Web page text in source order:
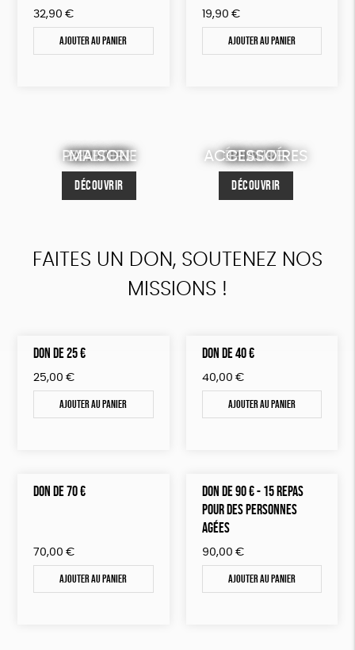
32,90 €
Ajouter au panier
19,90 €
Ajouter au panier
ENFANTS
DÉCOUVRIR
HOMMES
DÉCOUVRIR
FEMMES
DÉCOUVRIR
ÉPICERIE
DÉCOUVRIR
PAPETERIE
DÉCOUVRIR
BEAUTÉ
DÉCOUVRIR
MAISON
DÉCOUVRIR
ACCESSOIRES
DÉCOUVRIR
FAITES UN DON, SOUTENEZ NOS
MISSIONS !
DON DE 25 €
25,00 €
Ajouter au panier
DON DE 40 €
40,00 €
Ajouter au panier
DON DE 70 €
70,00 €
Ajouter au panier
DON DE 90 € - 15 REPAS
POUR DES PERSONNES
AGÉES
90,00 €
Ajouter au panier